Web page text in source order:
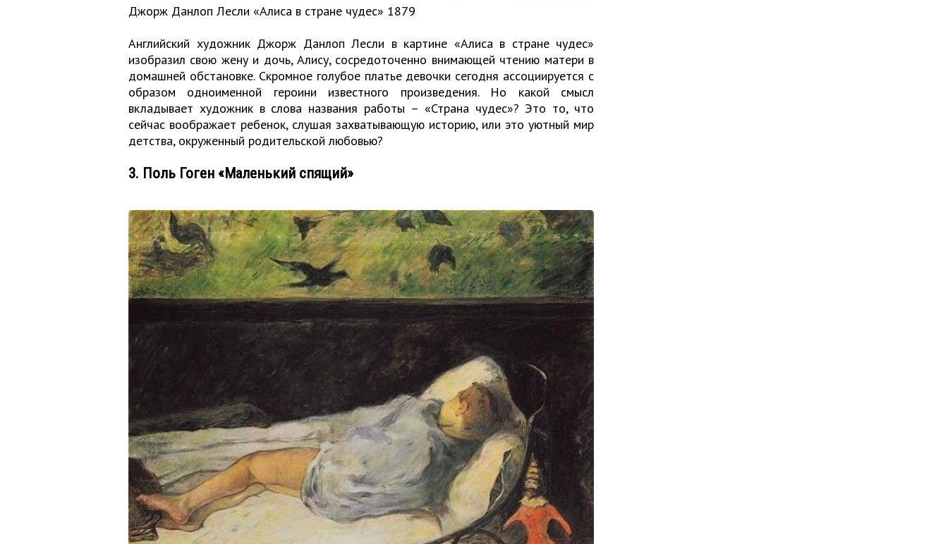
Джорж Данлоп Лесли «Алиса в стране чудес» 1879
Английский художник Джорж Данлоп Лесли в картине «Алиса в стране чудес»
изобразил свою жену и дочь, Алису, сосредоточенно внимающей чтению матери в
домашней обстановке. Скромное голубое платье девочки сегодня ассоциируется с
образом одноименной героини известного произведения. Но какой смысл
вкладывает художник в слова названия работы – «Страна чудес»? Это то, что
сейчас воображает ребенок, слушая захватывающую историю, или это уютный мир
детства, окруженный родительской любовью?
3. Поль Гоген «Маленький спящий»